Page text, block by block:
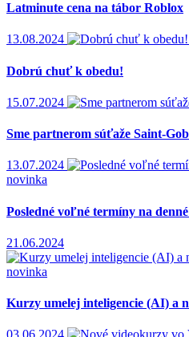
Latminute cena na tábor Roblox
13.08.2024
Dobrú chuť k obedu!
15.07.2024
Sme partnerom súťaže Saint-
13.07.2024
novinka
Posledné voľné termíny na
21.06.2024
novinka
Kurzy umelej inteligencie (AI) a